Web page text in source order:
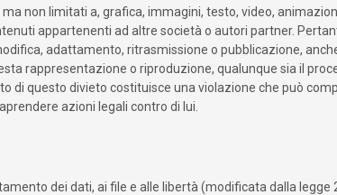
ma non limitati a, grafica, immagini, testo, video,
appartenenti ad altre società o autori partner.
adattamento, ritrasmissione o pubblicazione,
rappresentazione o riproduzione, qualunque sia il
di questo divieto costituisce una violazione che può
azioni legali contro di lui.
dei dati, ai file e alle libertà (modificata dalla